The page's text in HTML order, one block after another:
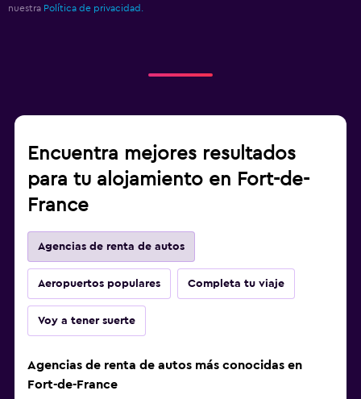
nuestra Política de privacidad.
Encuentra mejores resultados
para tu alojamiento en Fort-de-
France
Agencias de renta de autos
Aeropuertos populares Completa tu viaje
Voy a tener suerte
Agencias de renta de autos más conocidas en
Fort-de-France